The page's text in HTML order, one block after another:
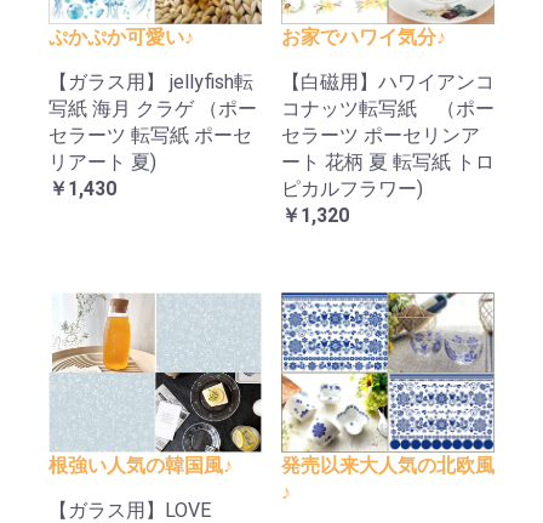
ぷかぷか可愛い♪
【ガラス用】 jellyfish転
写紙 海月 クラゲ （ポー
セラーツ 転写紙 ポーセ
リアート 夏)
￥1,430
お家でハワイ気分♪
【白磁用】ハワイアンコ
コナッツ転写紙 （ポー
セラーツ ポーセリンア
ート 花柄 夏 転写紙 トロ
ピカルフラワー)
￥1,320
根強い人気の韓国風♪
【ガラス用】LOVE
発売以来大人気の北欧風
♪